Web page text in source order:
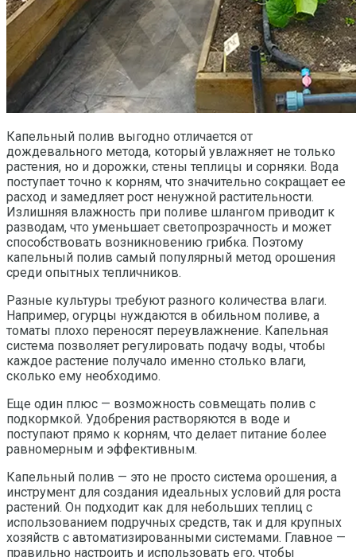
Капельный полив выгодно отличается от
дождевального метода, который увлажняет не только
растения, но и дорожки, стены теплицы и сорняки. Вода
поступает точно к корням, что значительно сокращает ее
расход и замедляет рост ненужной растительности.
Излишняя влажность при поливе шлангом приводит к
разводам, что уменьшает светопрозрачность и может
способствовать возникновению грибка. Поэтому
капельный полив самый популярный метод орошения
среди опытных тепличников.
Разные культуры требуют разного количества влаги.
Например, огурцы нуждаются в обильном поливе, а
томаты плохо переносят переувлажнение. Капельная
система позволяет регулировать подачу воды, чтобы
каждое растение получало именно столько влаги,
сколько ему необходимо.
Еще один плюс — возможность совмещать полив с
подкормкой. Удобрения растворяются в воде и
поступают прямо к корням, что делает питание более
равномерным и эффективным.
Капельный полив — это не просто система орошения, а
инструмент для создания идеальных условий для роста
растений. Он подходит как для небольших теплиц с
использованием подручных средств, так и для крупных
хозяйств с автоматизированными системами. Главное —
правильно настроить и использовать его, чтобы